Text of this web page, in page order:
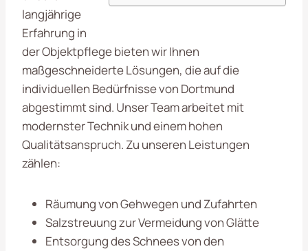
langjährige
Erfahrung in
der Objektpflege bieten wir Ihnen
maßgeschneiderte Lösungen, die auf die
individuellen Bedürfnisse von Dortmund
abgestimmt sind. Unser Team arbeitet mit
modernster Technik und einem hohen
Qualitätsanspruch. Zu unseren Leistungen
zählen:
Räumung von Gehwegen und Zufahrten
Salzstreuung zur Vermeidung von Glätte
Entsorgung des Schnees von den